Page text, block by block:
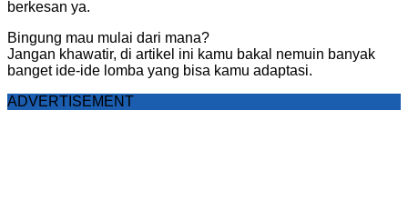
berkesan ya.
Bingung mau mulai dari mana?
Jangan khawatir, di artikel ini kamu bakal nemuin banyak
banget ide-ide lomba yang bisa kamu adaptasi.
ADVERTISEMENT